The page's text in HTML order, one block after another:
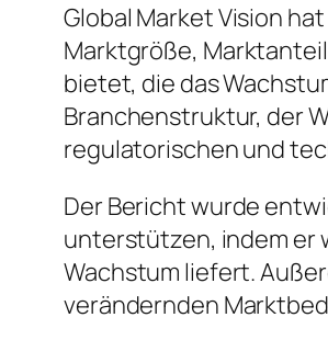
Global Market Vision
Marktgröße,
bietet, die das
Branchenstruktur, der
regulatorischen und
Der Bericht wurde
unterstützen, indem er
Wachstum liefert.
verändernden